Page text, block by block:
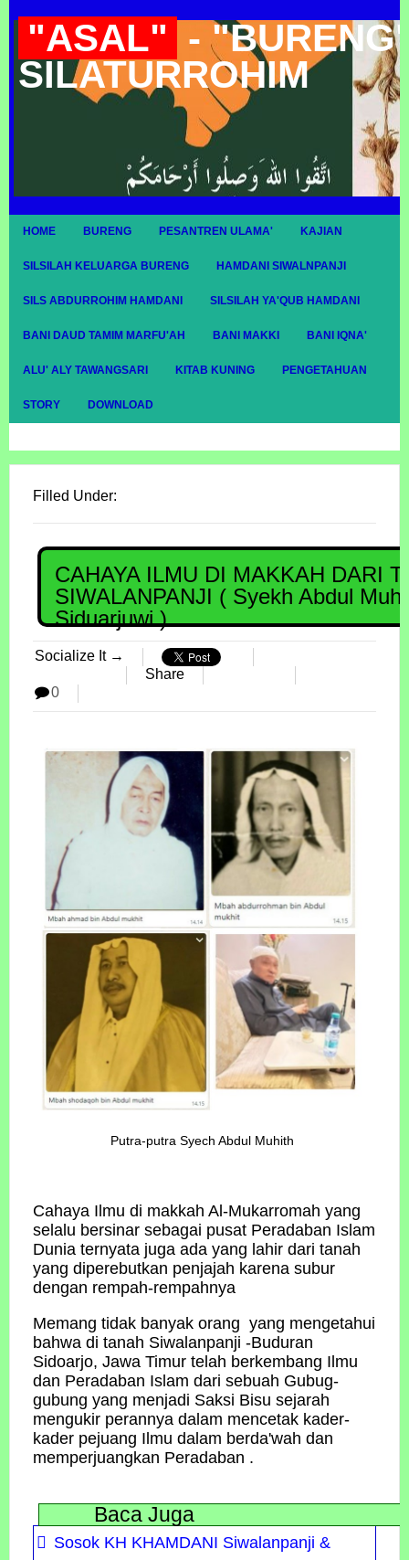
"ASAL" -
SILATURROHIM
HOME BURENG PESANTREN ULAMA' KAJIAN
SILSILAH KELUARGA BURENG HAMDANI SIWALNPANJI
SILS ABDURROHIM HAMDANI SILSILAH YA'QUB HAMDANI
BANI DAUD TAMIM MARFU'AH BANI MAKKI BANI IQNA'
ALU' ALY TAWANGSARI KITAB KUNING PENGETAHUAN
STORY DOWNLOAD
Filled Under:
CAHAYA ILMU DI MAKKAH DARI
SIWALANPANJI ( Syekh Abdul
Siduarjuwi )
Socialize It →
Share
0
Putra-putra Syech Abdul Muhith
Cahaya Ilmu di makkah Al-Mukarromah yang
selalu bersinar sebagai pusat Peradaban Islam
Dunia ternyata juga ada yang lahir dari tanah
yang diperebutkan penjajah karena subur
dengan rempah-rempahnya
Memang tidak banyak orang yang mengetahui
bahwa di tanah Siwalanpanji -Buduran
Sidoarjo, Jawa Timur telah berkembang Ilmu
dan Peradaban Islam dari sebuah Gubug-
gubung yang menjadi Saksi Bisu sejarah
mengukir perannya dalam mencetak kader-
kader pejuang Ilmu dalam berda'wah dan
memperjuangkan Peradaban .
Baca Juga
Sosok KH KHAMDANI Siwalanpanji &